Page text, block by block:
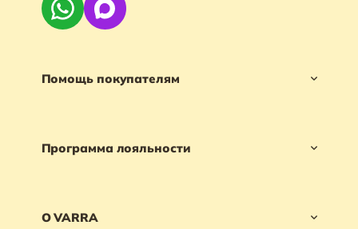
Помощь покупателям
Программа лояльности
О VARRA